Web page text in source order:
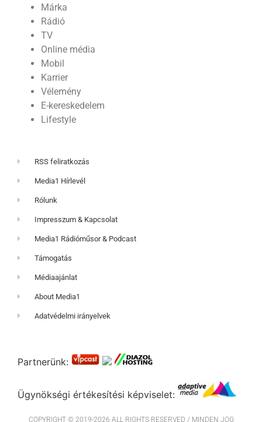
Márka
Rádió
TV
Online média
Mobil
Karrier
Vélemény
E-kereskedelem
Lifestyle
RSS feliratkozás
Media1 Hírlevél
Rólunk
Impresszum & Kapcsolat
Media1 Rádióműsor & Podcast
Támogatás
Médiaajánlat
About Media1
Adatvédelmi irányelvek
Partnerünk:
Ügynökségi értékesítési képviselet:
COPYRIGHT © 2019-2026 ALL RIGHTS RESERVED / MINDEN JOG